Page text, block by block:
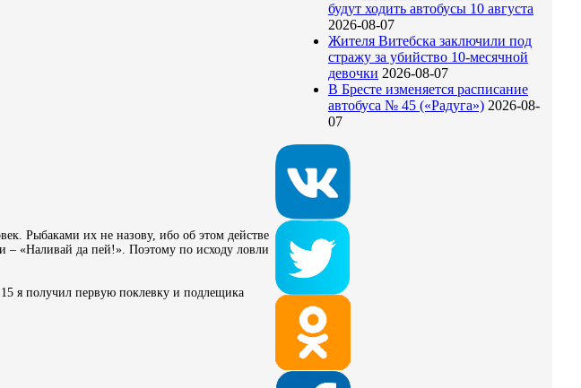
Рыбаками их не назову, ибо об этом действе
– «Наливай да пей!». Поэтому по исходу ловли
я получил первую поклевку и подлещика
будут ходить автобусы 10 августа
2026-08-07
Жителя Витебска заключили под
стражу за убийство 10-месячной
девочки 2026-08-07
В Бресте изменяется расписание
автобуса № 45 («Радуга») 2026-08-
07